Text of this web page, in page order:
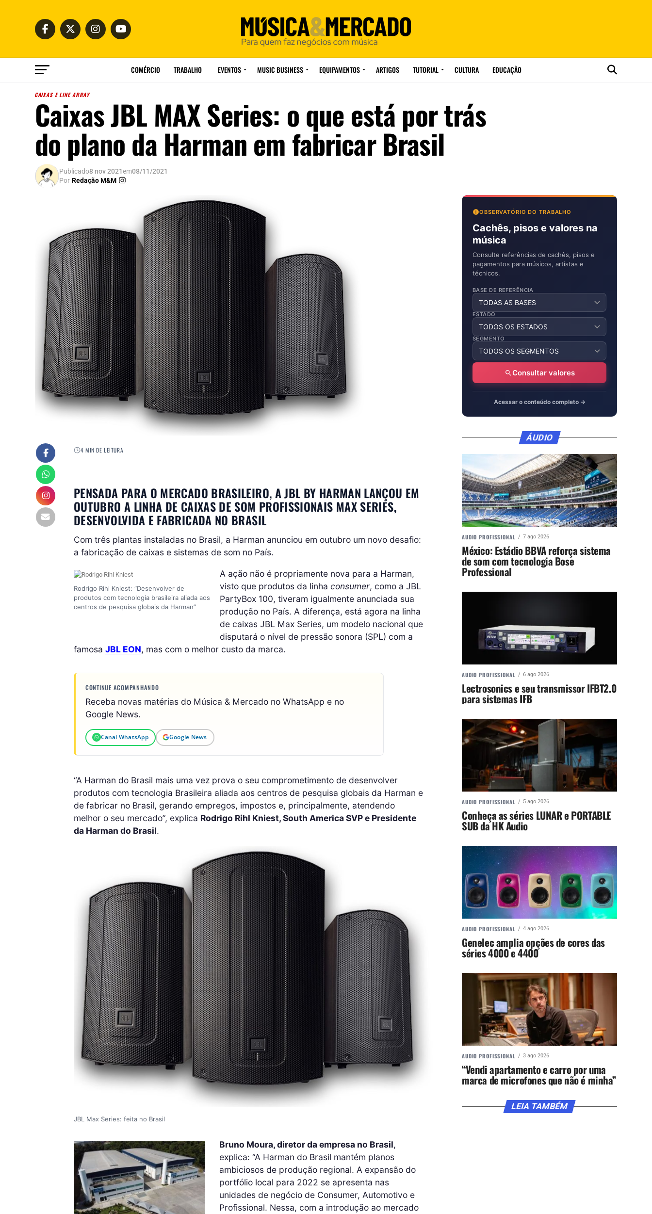
COMÉRCIO TRABALHO EVENTOS MUSIC BUSINESS EQUIPAMENTOS ARTIGOS TUTORIAL CULTURA EDUCAÇÃO
CAIXAS E LINE ARRAY
Caixas JBL MAX Series: o que está por trás
do plano da Harman em fabricar Brasil
Publicado8 nov 2021em08/11/2021
Por Redação M&M
4 MIN DE LEITURA
PENSADA PARA O MERCADO BRASILEIRO, A JBL BY HARMAN LANÇOU EM
OUTUBRO A LINHA DE CAIXAS DE SOM PROFISSIONAIS MAX SERIES,
DESENVOLVIDA E FABRICADA NO BRASIL
Com três plantas instaladas no Brasil, a Harman anunciou em outubro um novo desafio:
a fabricação de caixas e sistemas de som no País.
Rodrigo Rihl Kniest: “Desenvolver de
produtos com tecnologia brasileira aliada aos
centros de pesquisa globais da Harman”
A ação não é propriamente nova para a Harman,
visto que produtos da linha consumer, como a JBL
PartyBox 100, tiveram igualmente anunciada sua
produção no País. A diferença, está agora na linha
de caixas JBL Max Series, um modelo nacional que
disputará o nível de pressão sonora (SPL) com a
famosa JBL EON, mas com o melhor custo da marca.
CONTINUE ACOMPANHANDO
Receba novas matérias do Música & Mercado no WhatsApp e no
Google News.
Canal WhatsApp Google News
“A Harman do Brasil mais uma vez prova o seu comprometimento de desenvolver
produtos com tecnologia Brasileira aliada aos centros de pesquisa globais da Harman e
de fabricar no Brasil, gerando empregos, impostos e, principalmente, atendendo
melhor o seu mercado”, explica Rodrigo Rihl Kniest, South America SVP e Presidente
da Harman do Brasil.
JBL Max Series: feita no Brasil
Bruno Moura, diretor da empresa no Brasil,
explica: “A Harman do Brasil mantém planos
ambiciosos de produção regional. A expansão do
portfólio local para 2022 se apresenta nas
unidades de negócio de Consumer, Automotivo e
Profissional. Nessa, com a introdução ao mercado
OBSERVATÓRIO DO TRABALHO
Cachês, pisos e valores na
música
Consulte referências de cachês, pisos e
pagamentos para músicos, artistas e
técnicos.
BASE DE REFERÊNCIA
ESTADO
SEGMENTO
Consultar valores
Acessar o conteúdo completo →
ÁUDIO
AUDIO PROFISSIONAL 7 ago 2026
México: Estádio BBVA reforça sistema
de som com tecnologia Bose
Professional
AUDIO PROFISSIONAL 6 ago 2026
Lectrosonics e seu transmissor IFBT2.0
para sistemas IFB
AUDIO PROFISSIONAL 5 ago 2026
Conheça as séries LUNAR e PORTABLE
SUB da HK Audio
AUDIO PROFISSIONAL 4 ago 2026
Genelec amplia opções de cores das
séries 4000 e 4400
AUDIO PROFISSIONAL 3 ago 2026
“Vendi apartamento e carro por uma
marca de microfones que não é minha”
LEIA TAMBÉM